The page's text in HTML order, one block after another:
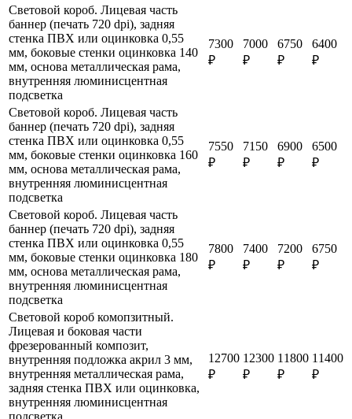
Световой короб. Лицевая часть
баннер (печать 720 dpi), задняя
стенка ПВХ или оцинковка 0,55
мм, боковые стенки оцинковка 140
мм, основа металлическая рама,
внутренняя люминисцентная
подсветка
7300
₽
7000
₽
6750
₽
6400
₽
Световой короб. Лицевая часть
баннер (печать 720 dpi), задняя
стенка ПВХ или оцинковка 0,55
мм, боковые стенки оцинковка 160
мм, основа металлическая рама,
внутренняя люминисцентная
подсветка
7550
₽
7150
₽
6900
₽
6500
₽
Световой короб. Лицевая часть
баннер (печать 720 dpi), задняя
стенка ПВХ или оцинковка 0,55
мм, боковые стенки оцинковка 180
мм, основа металлическая рама,
внутренняя люминисцентная
подсветка
7800
₽
7400
₽
7200
₽
6750
₽
Световой короб комопзитный.
Лицевая и боковая части
фрезерованный композит,
внутренняя подложка акрил 3 мм,
внутренняя металлическая рама,
задняя стенка ПВХ или оцинковка,
внутренняя люминисцентная
подсветка
12700
₽
12300
₽
11800
₽
11400
₽